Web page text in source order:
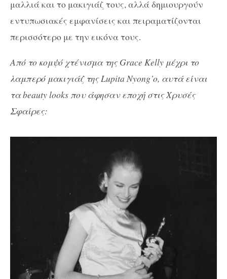
μαλλιά και το μακιγιάζ τους, αλλά δημιουργούν
εντυπωσιακές εμφανίσεις και πειραματίζονται
περισσότερο με την εικόνα τους.
Από το κομψό χτένισμα της Grace Kelly μέχρι το
λαμπερό μακιγιάζ της Lupita Nyong’o, αυτά είναι
τα beauty looks που άφησαν εποχή στις Χρυσές
Σφαίρες: